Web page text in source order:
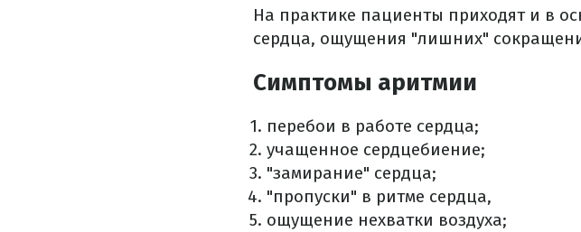
На практике пациенты приходят и в
сердца, ощущения "лишних"
Симптомы аритмии
перебои в работе сердца; ⠀
учащенное сердцебиение; ⠀
"замирание" сердца; ⠀
"пропуски" в ритме сердца, ⠀
ощущение нехватки воздуха; ⠀